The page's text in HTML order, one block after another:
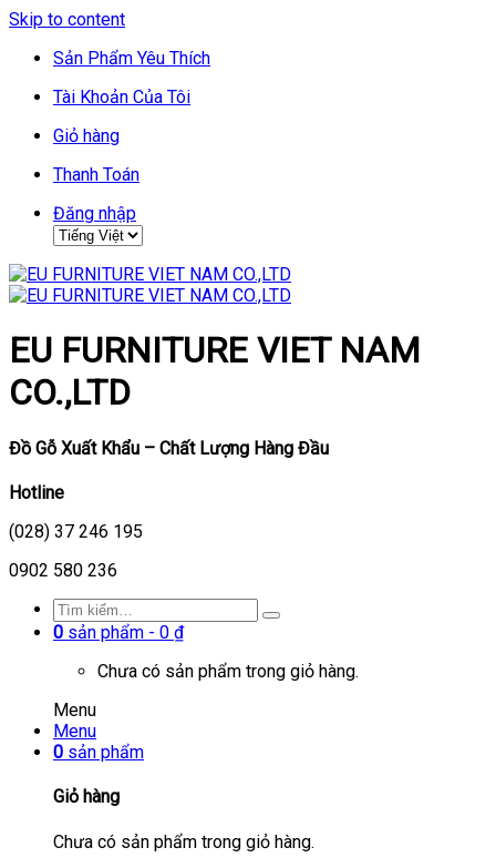
Skip to content
Sản Phẩm Yêu Thích
Tài Khoản Của Tôi
Giỏ hàng
Thanh Toán
Đăng nhập
EU FURNITURE VIET NAM
CO.,LTD
Đồ Gỗ Xuất Khẩu – Chất Lượng Hàng Đầu
Hotline
(028) 37 246 195
0902 580 236
0 sản phẩm - 0 ₫
Chưa có sản phẩm trong giỏ hàng.
Menu
Menu
0 sản phẩm
Giỏ hàng
Chưa có sản phẩm trong giỏ hàng.